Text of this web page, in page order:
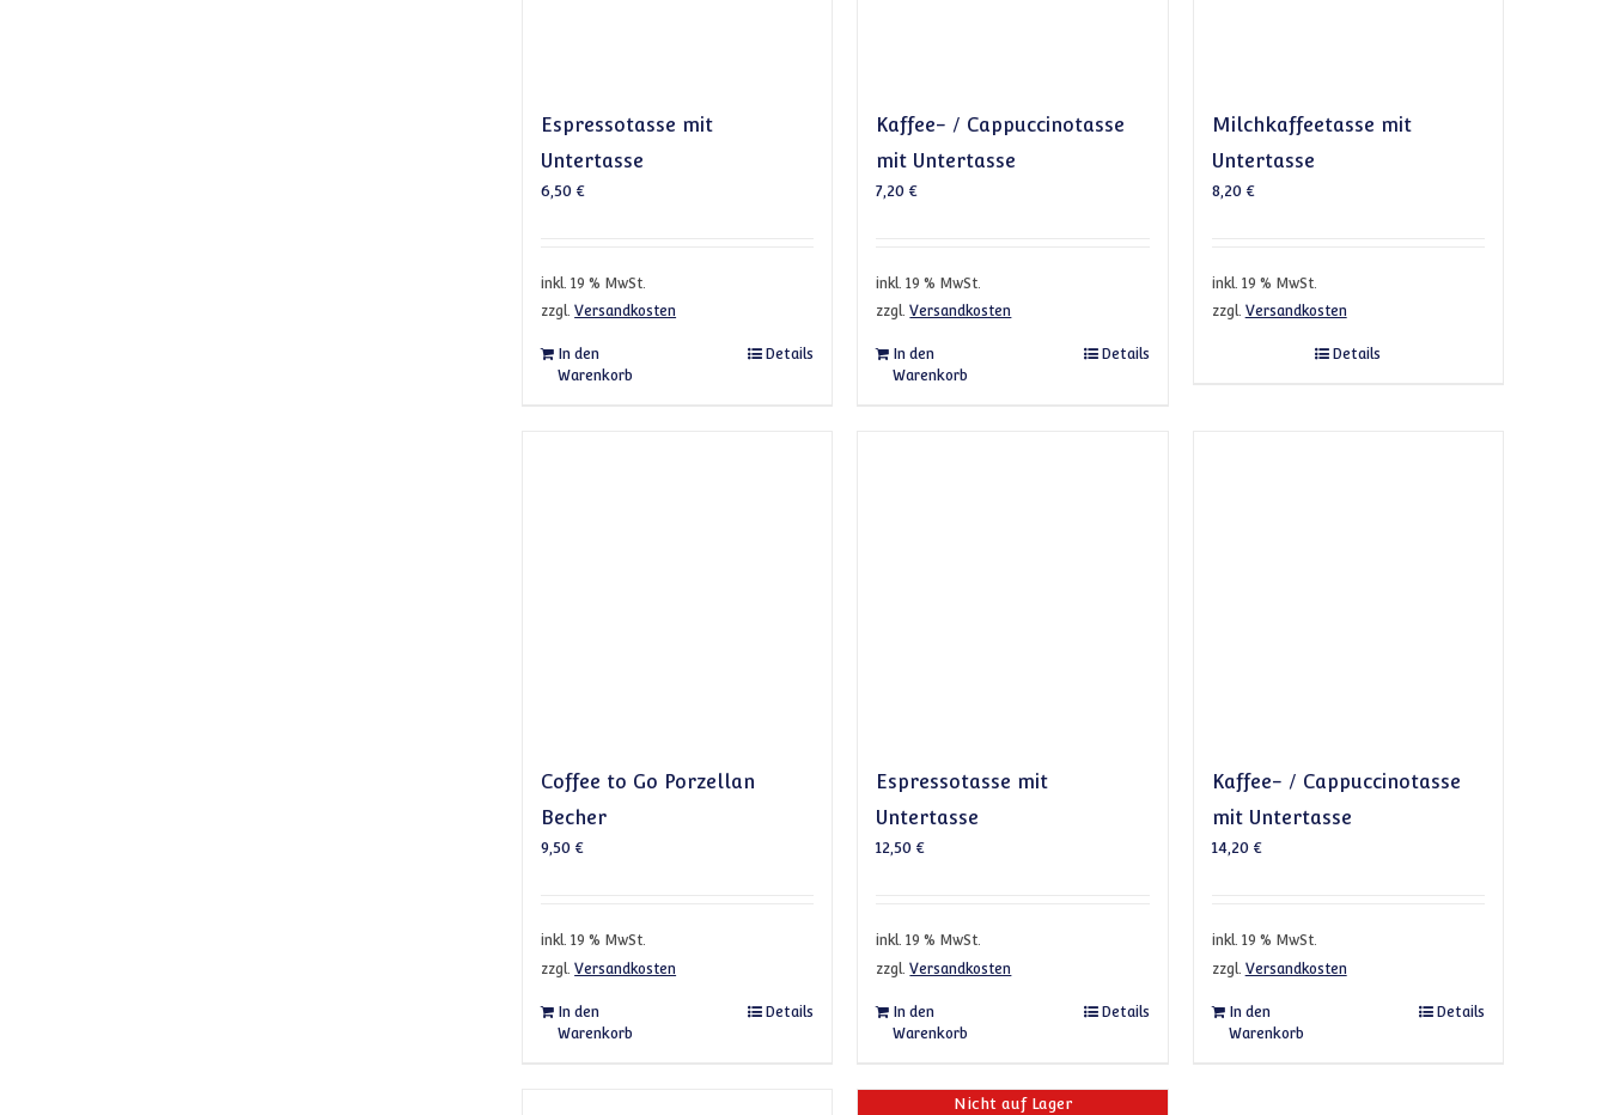
Espressotasse mit
Untertasse
6,50€
inkl. 19 % MwSt.
zzgl.Versandkosten
In den
Warenkorb
Details
Kaffee- / Cappuccinotasse
mit Untertasse
7,20€
inkl. 19 % MwSt.
zzgl.Versandkosten
In den
Warenkorb
Details
Milchkaffeetasse mit
Untertasse
8,20 €
inkl. 19 % MwSt.
zzgl. Versandkosten
Details
Coffee to Go Porzellan
Becher
9,50€
inkl. 19 % MwSt.
zzgl.Versandkosten
In den
Warenkorb
Details
Espressotasse mit
Untertasse
12,50€
inkl. 19 % MwSt.
zzgl.Versandkosten
In den
Warenkorb
Details
Kaffee- / Cappuccinotasse
mit Untertasse
14,20 €
inkl. 19 % MwSt.
zzgl. Versandkosten
In den
Warenkorb
Details
Nicht auf Lager